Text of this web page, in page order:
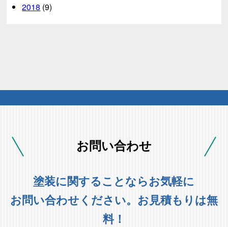
2018 (9)
お問い合わせ
塗装に関することならお気軽に
お問い合わせください。お見積もりは無
料！